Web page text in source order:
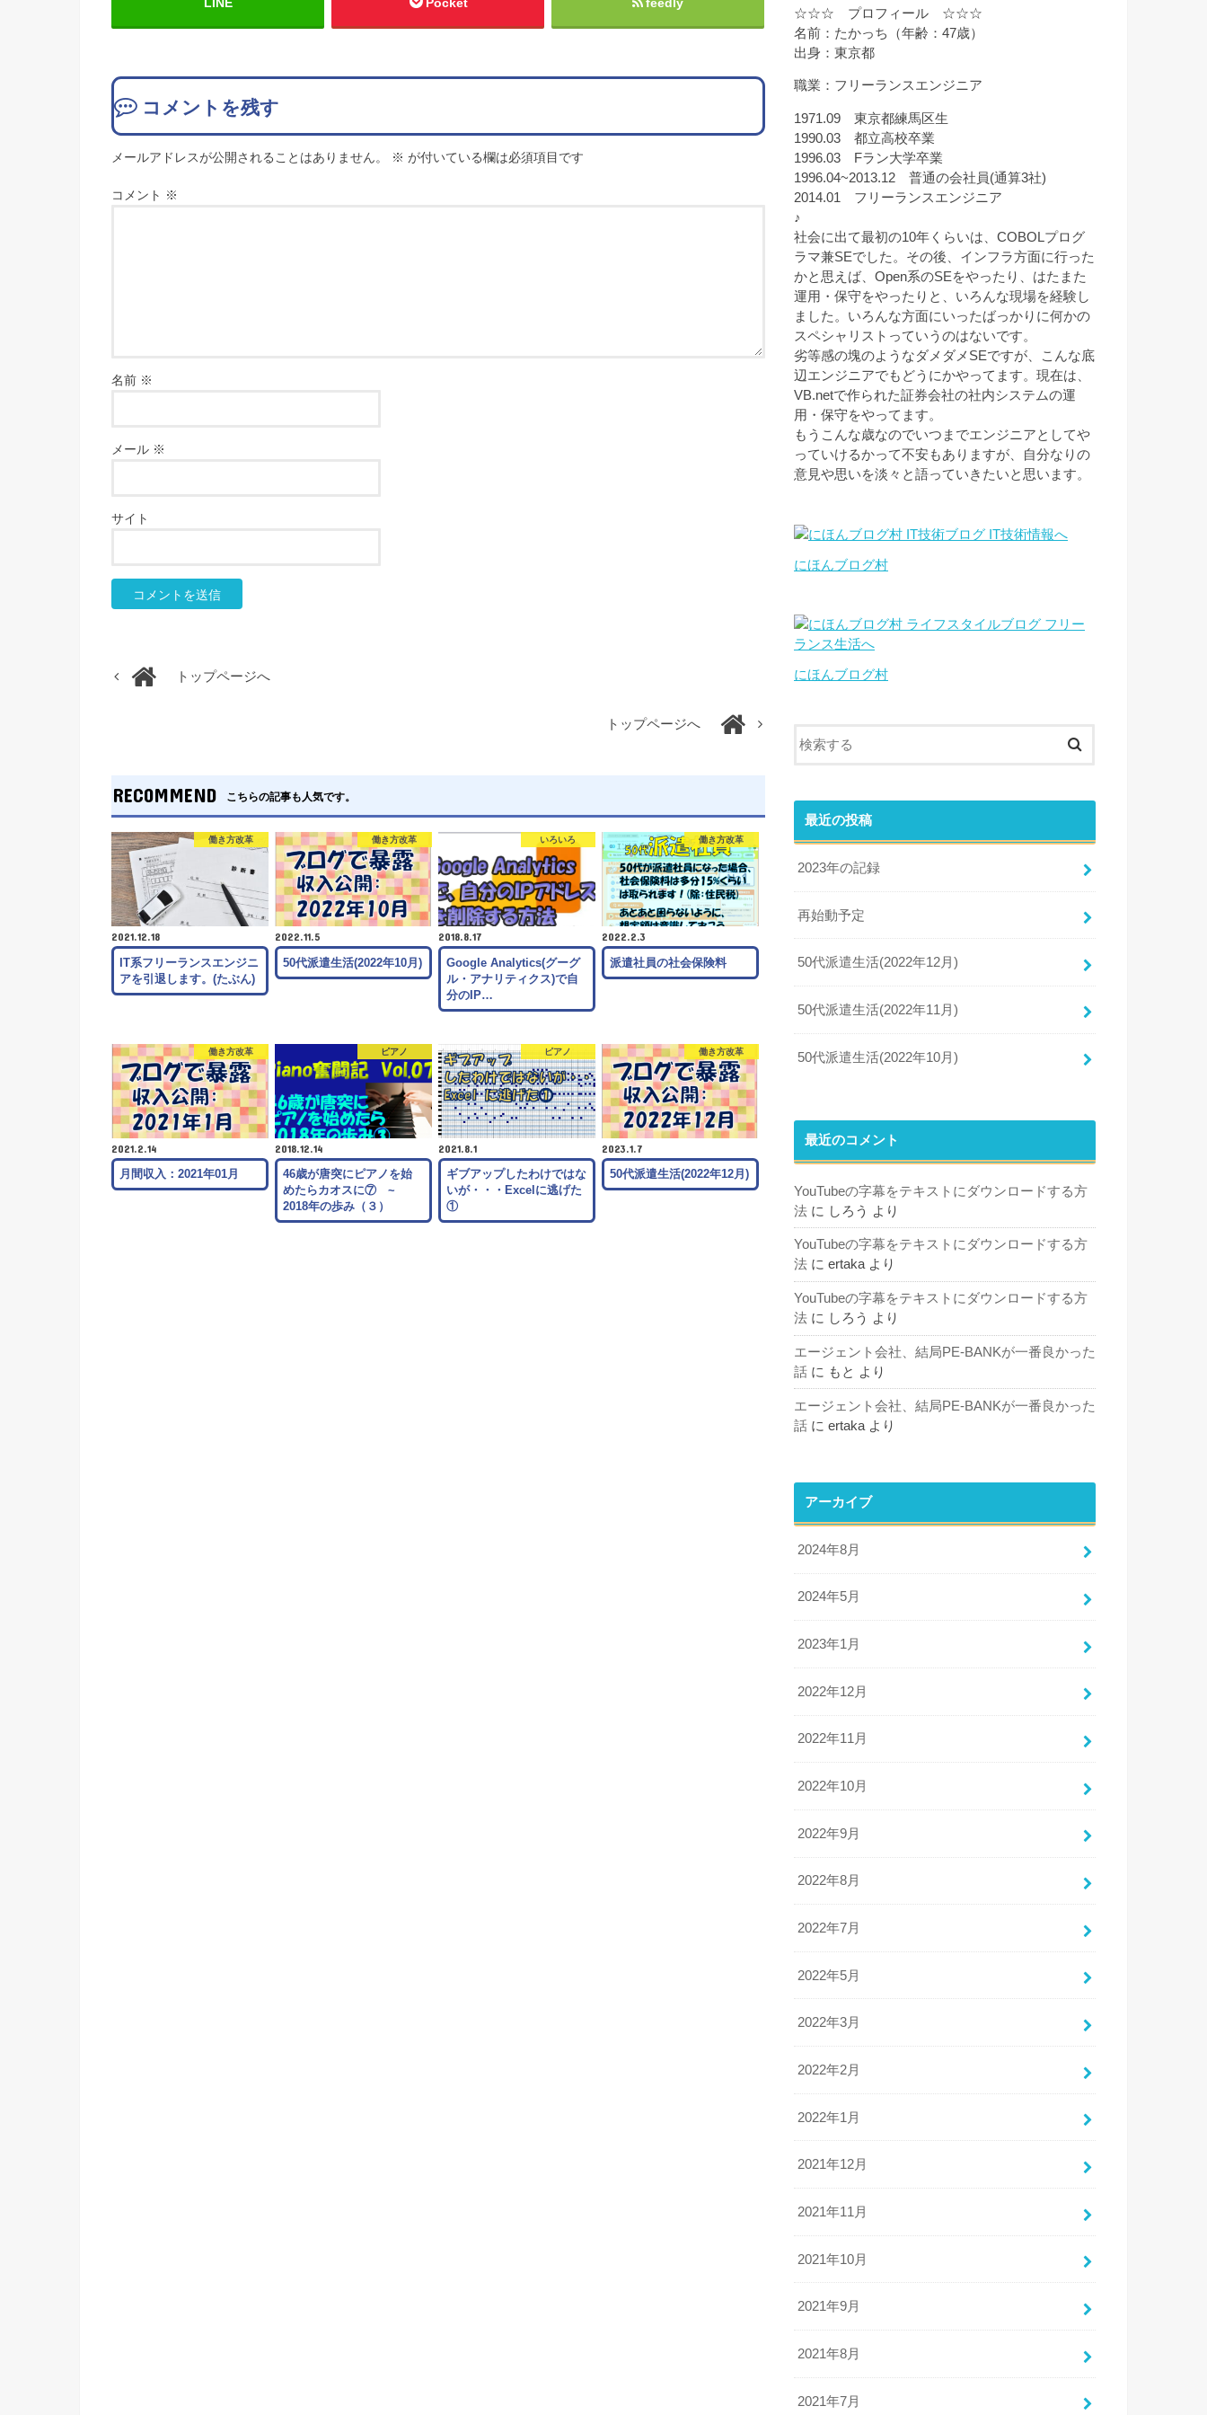
LINE Pocket feedly
コメントを残す
メールアドレスが公開されることはありません。 ※ が付いている欄は必須項目です
コメント ※
名前 ※
メール ※
サイト
トップページへ
トップページへ
RECOMMEND こちらの記事も人気です。
働き方改革
2021.12.18
IT系フリーランスエンジニ
アを引退します。(たぶん)
働き方改革
2022.11.5
50代派遣生活(2022年10月)
いろいろ
2018.8.17
Google Analytics(グーグ
ル・アナリティクス)で自
分のIP…
働き方改革
2022.2.3
派遣社員の社会保険料
働き方改革
2021.2.14
月間収入：2021年01月
ピアノ
2018.12.14
46歳が唐突にピアノを始
めたらカオスに⑦ ~
2018年の歩み（３）
ピアノ
2021.8.1
ギブアップしたわけではな
いが・・・Excelに逃げた
①
働き方改革
2023.1.7
50代派遣生活(2022年12月)
☆☆☆ プロフィール ☆☆☆
名前：たかっち（年齢：47歳）
出身：東京都
職業：フリーランスエンジニア
1971.09 東京都練馬区生
1990.03 都立高校卒業
1996.03 Fラン大学卒業
1996.04~2013.12 普通の会社員(通算3社)
2014.01 フリーランスエンジニア
♪
社会に出て最初の10年くらいは、COBOLプログ
ラマ兼SEでした。その後、インフラ方面に行った
かと思えば、Open系のSEをやったり、はたまた
運用・保守をやったりと、いろんな現場を経験し
ました。いろんな方面にいったばっかりに何かの
スペシャリストっていうのはないです。
劣等感の塊のようなダメダメSEですが、こんな底
辺エンジニアでもどうにかやってます。現在は、
VB.netで作られた証券会社の社内システムの運
用・保守をやってます。
もうこんな歳なのでいつまでエンジニアとしてや
っていけるかって不安もありますが、自分なりの
意見や思いを淡々と語っていきたいと思います。
にほんブログ村
にほんブログ村
最近の投稿
2023年の記録
再始動予定
50代派遣生活(2022年12月)
50代派遣生活(2022年11月)
50代派遣生活(2022年10月)
最近のコメント
YouTubeの字幕をテキストにダウンロードする方
法 に しろう より
YouTubeの字幕をテキストにダウンロードする方
法 に ertakaより
YouTubeの字幕をテキストにダウンロードする方
法 に しろう より
エージェント会社、結局PE-BANKが一番良かった
話 に もと より
エージェント会社、結局PE-BANKが一番良かった
話 に ertaka より
アーカイブ
2024年8月
2024年5月
2023年1月
2022年12月
2022年11月
2022年10月
2022年9月
2022年8月
2022年7月
2022年5月
2022年3月
2022年2月
2022年1月
2021年12月
2021年11月
2021年10月
2021年9月
2021年8月
2021年7月